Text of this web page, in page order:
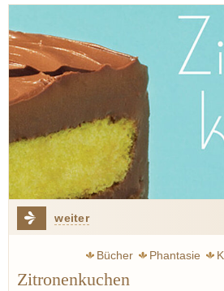
weiter
Bücher Phantasie
Zitronenkuchen